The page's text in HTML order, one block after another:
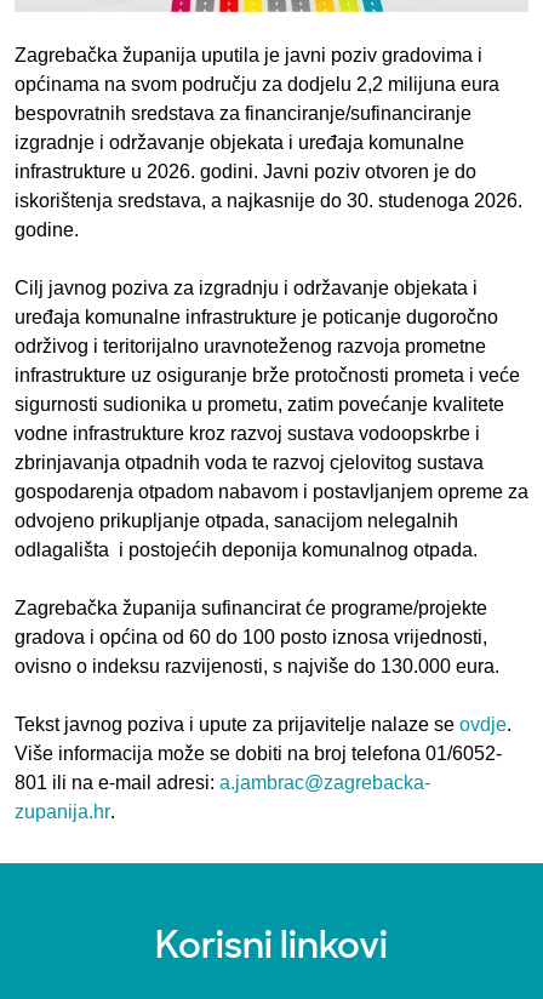
Zagrebačka županija uputila je javni poziv gradovima i
općinama na svom području za dodjelu 2,2 milijuna eura
bespovratnih sredstava za financiranje/sufinanciranje
izgradnje i održavanje objekata i uređaja komunalne
infrastrukture u 2026. godini. Javni poziv otvoren je do
iskorištenja sredstava, a najkasnije do 30. studenoga 2026.
godine.
Cilj javnog poziva za izgradnju i održavanje objekata i
uređaja komunalne infrastrukture je poticanje dugoročno
održivog i teritorijalno uravnoteženog razvoja prometne
infrastrukture uz osiguranje brže protočnosti prometa i veće
sigurnosti sudionika u prometu, zatim povećanje kvalitete
vodne infrastrukture kroz razvoj sustava vodoopskrbe i
zbrinjavanja otpadnih voda te razvoj cjelovitog sustava
gospodarenja otpadom nabavom i postavljanjem opreme za
odvojeno prikupljanje otpada, sanacijom nelegalnih
odlagališta i postojećih deponija komunalnog otpada.
Zagrebačka županija sufinancirat će programe/projekte
gradova i općina od 60 do 100 posto iznosa vrijednosti,
ovisno o indeksu razvijenosti, s najviše do 130.000 eura.
Tekst javnog poziva i upute za prijavitelje nalaze se ovdje.
Više informacija može se dobiti na broj telefona 01/6052-
801 ili na e-mail adresi: a.jambrac@zagrebacka-
zupanija.hr.
Korisni linkovi